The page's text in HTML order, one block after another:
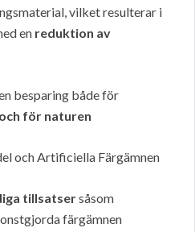
vilket resulterar i
en reduktion av
besparing både för
för naturen
och Artificiella Färgämnen
tillsatsersåsom
färgämnen